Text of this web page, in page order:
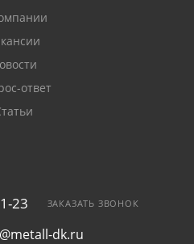
ответ
23 ЗАКАЗАТЬ ЗВОНОК
dk.ru